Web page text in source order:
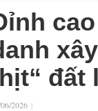
đất
2026 |